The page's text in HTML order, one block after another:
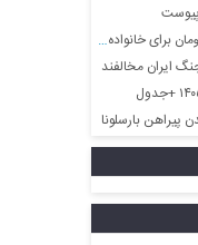
پیوست
ایران مخالفند
پیراهن بارسلونا